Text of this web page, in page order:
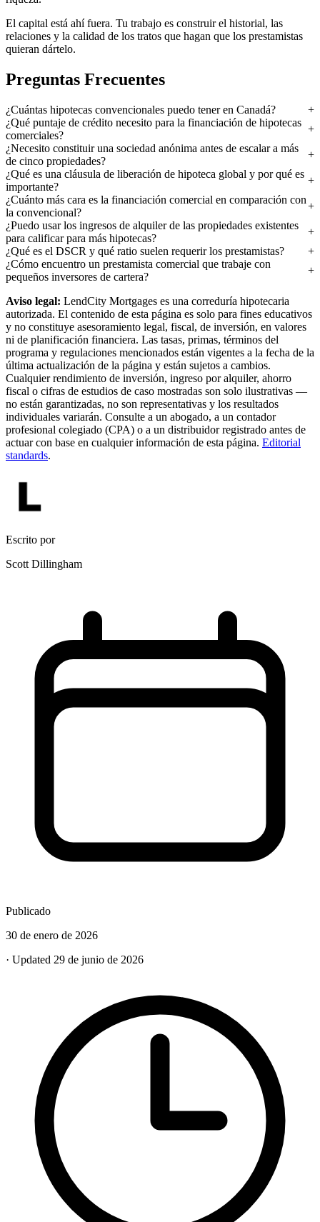
El capital está ahí fuera. Tu trabajo es construir el historial, las
relaciones y la calidad de los tratos que hagan que los prestamistas
quieran dártelo.
Preguntas Frecuentes
¿Cuántas hipotecas convencionales puedo tener en Canadá?
¿Qué puntaje de crédito necesito para la financiación de hipotecas
comerciales?
¿Necesito constituir una sociedad anónima antes de escalar a más
de cinco propiedades?
¿Qué es una cláusula de liberación de hipoteca global y por qué es
importante?
¿Cuánto más cara es la financiación comercial en comparación con
la convencional?
¿Puedo usar los ingresos de alquiler de las propiedades existentes
para calificar para más hipotecas?
¿Qué es el DSCR y qué ratio suelen requerir los prestamistas?
¿Cómo encuentro un prestamista comercial que trabaje con
pequeños inversores de cartera?
Aviso legal: LendCity Mortgages es una correduría hipotecaria
autorizada. El contenido de esta página es solo para fines educativos
y no constituye asesoramiento legal, fiscal, de inversión, en valores
ni de planificación financiera. Las tasas, primas, términos del
programa y regulaciones mencionados están vigentes a la fecha de la
última actualización de la página y están sujetos a cambios.
Cualquier rendimiento de inversión, ingreso por alquiler, ahorro
fiscal o cifras de estudios de caso mostradas son solo ilustrativas —
no están garantizadas, no son representativas y los resultados
individuales variarán. Consulte a un abogado, a un contador
profesional colegiado (CPA) o a un distribuidor registrado antes de
actuar con base en cualquier información de esta página. Editorial
standards.
Escrito por
Scott Dillingham
Publicado
30 de enero de 2026
· Updated 29 de junio de 2026